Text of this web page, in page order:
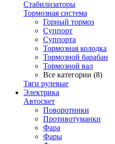
Стабилизаторы
Тормозная система
Горный тормоз
Суппорт
Суппорта
Тормозная колодка
Тормозной барабан
Тормозной вал
Все категории (8)
Тяги рулевые
Электрика
Автосвет
Поворотники
Противотуманки
Фара
Фары